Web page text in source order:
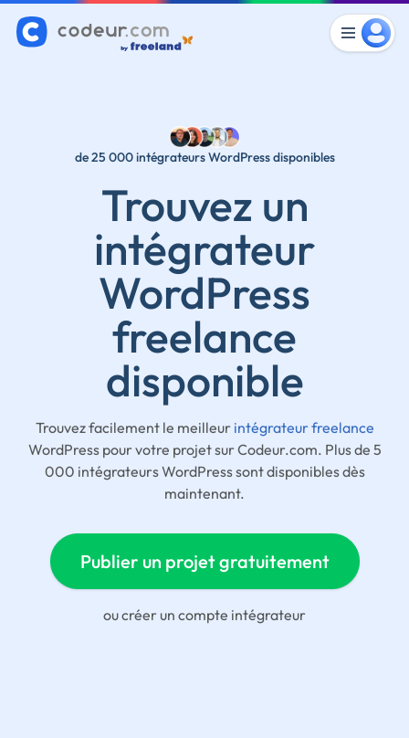
de 25 000 intégrateurs WordPress disponibles
Trouvez un
intégrateur
WordPress
freelance
disponible
Trouvez facilement le meilleur intégrateur freelance
WordPress pour votre projet sur Codeur.com. Plus de 5
000 intégrateurs WordPress sont disponibles dès
maintenant.
Publier un projet gratuitement
oucréer un compte intégrateur